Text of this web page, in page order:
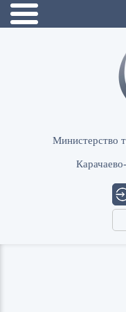
Министерство